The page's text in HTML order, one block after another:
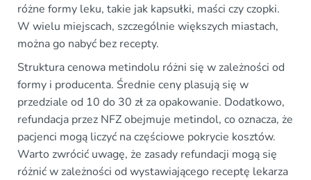
różne formy leku, takie jak kapsułki, maści czy czopki.
W wielu miejscach, szczególnie większych miastach,
można go nabyć bez recepty.
Struktura cenowa metindolu różni się w zależności od
formy i producenta. Średnie ceny plasują się w
przedziale od 10 do 30 zł za opakowanie. Dodatkowo,
refundacja przez NFZ obejmuje metindol, co oznacza, że
pacjenci mogą liczyć na częściowe pokrycie kosztów.
Warto zwrócić uwagę, że zasady refundacji mogą się
różnić w zależności od wystawiającego receptę lekarza